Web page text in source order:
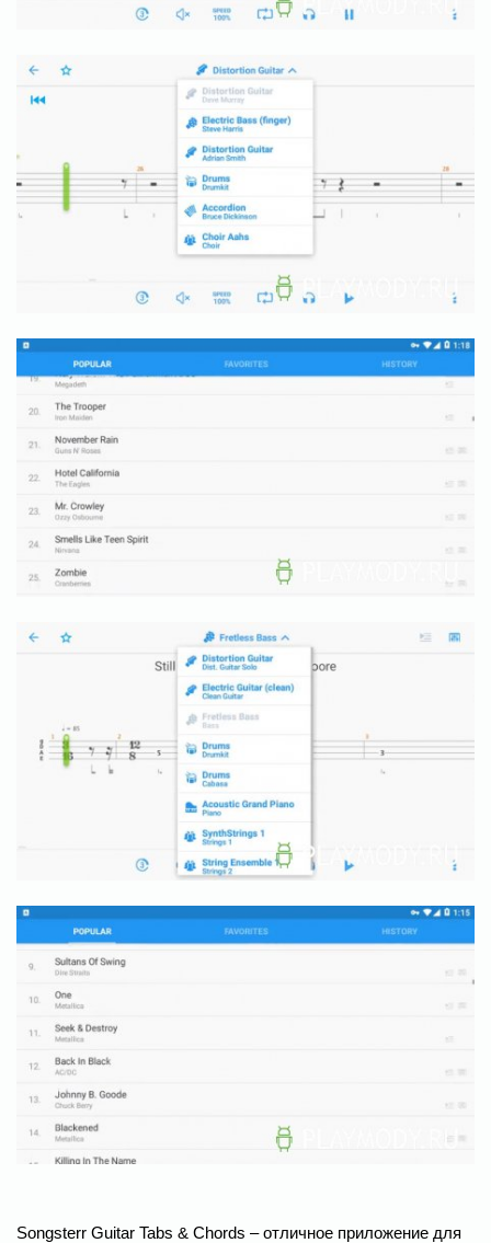
Songsterr Guitar Tabs & Chords – отличное приложение для